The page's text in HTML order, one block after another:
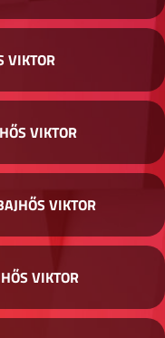
VIKTOR
VIKTOR
VIKTOR
VIKTOR